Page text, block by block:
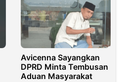
Avicenna Sayangkan
DPRD Minta Tembusan
Aduan Masyarakat